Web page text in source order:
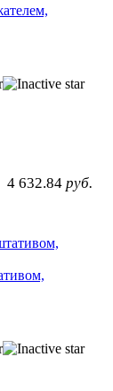
4 632.84 руб.